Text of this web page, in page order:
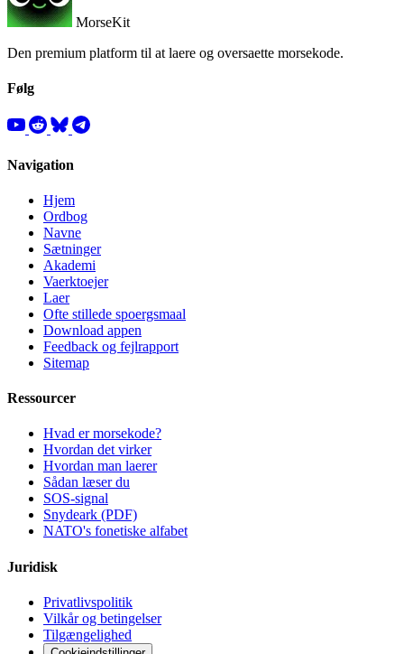
MorseKit
Den premium platform til at laere og oversaette morsekode.
Følg
Navigation
Hjem
Ordbog
Navne
Sætninger
Akademi
Vaerktoejer
Laer
Ofte stillede spoergsmaal
Download appen
Feedback og fejlrapport
Sitemap
Ressourcer
Hvad er morsekode?
Hvordan det virker
Hvordan man laerer
Sådan læser du
SOS-signal
Snydeark (PDF)
NATO's fonetiske alfabet
Juridisk
Privatlivspolitik
Vilkår og betingelser
Tilgængelighed